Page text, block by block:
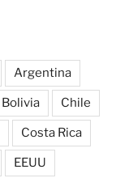
Argentina
Bolivia Chile
Costa Rica
EEUU